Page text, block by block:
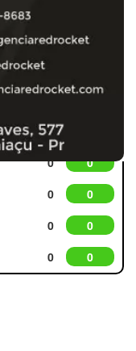
0 0
0 0
0 0
0 0